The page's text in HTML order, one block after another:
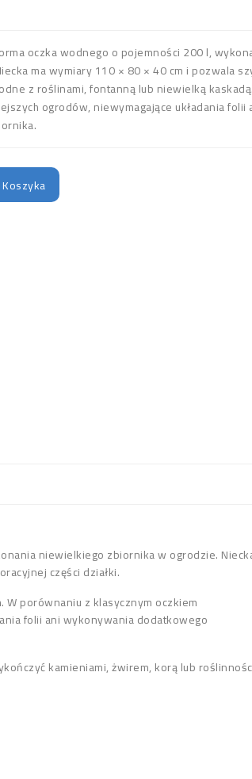
oczka wodnego o pojemności 200 l,
ma wymiary 110 × 80 × 40 cm i pozwala
z roślinami, fontanną lub niewielką
ogrodów, niewymagające układania folii
niewielkiego zbiornika w ogrodzie.
części działki.
porównaniu z klasycznym oczkiem
folii ani wykonywania dodatkowego
kamieniami, żwirem, korą lub